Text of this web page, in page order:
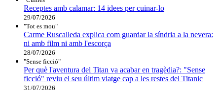
Receptes amb calamar: 14 idees per cuinar-lo
29/07/2026
"Tot es mou"
Carme Ruscalleda explica com guardar la síndria a la nevera:
ni amb film ni amb l'escorça
28/07/2026
"Sense ficció"
Per què l'aventura del Titan va acabar en tragèdia?: "Sense
ficció" reviu el seu últim viatge cap a les restes del Titanic
31/07/2026